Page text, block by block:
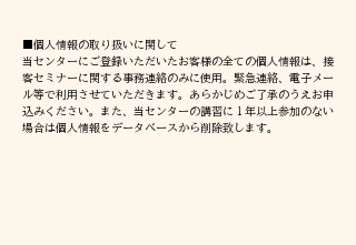
■個人情報の取り扱いに関して
当センターにご登録いただいたお客様の全ての個人情報は、接
客セミナーに関する事務連絡のみに使用。緊急連絡、電子メー
ル等で利用させていただきます。あらかじめご了承のうえお申
込みください。また、当センターの講習に１年以上参加のない
場合は個人情報をデータベースから削除致します。